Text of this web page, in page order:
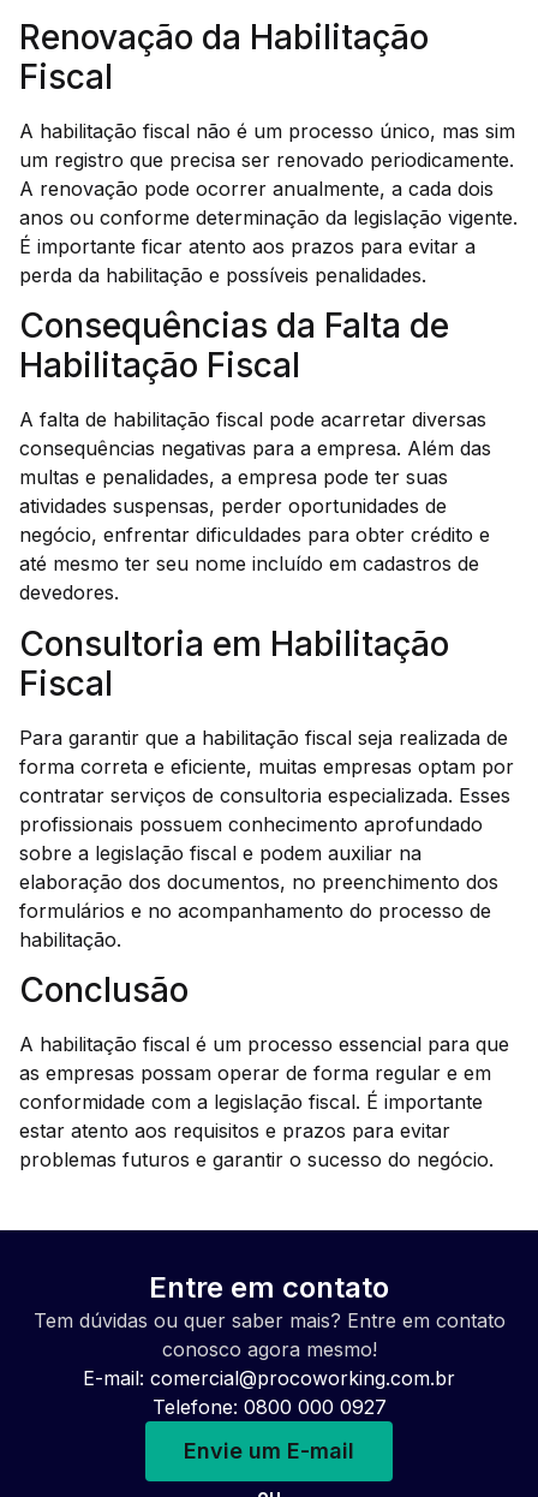
Renovação da Habilitação
Fiscal
A habilitação fiscal não é um processo único, mas sim
um registro que precisa ser renovado periodicamente.
A renovação pode ocorrer anualmente, a cada dois
anos ou conforme determinação da legislação vigente.
É importante ficar atento aos prazos para evitar a
perda da habilitação e possíveis penalidades.
Consequências da Falta de
Habilitação Fiscal
A falta de habilitação fiscal pode acarretar diversas
consequências negativas para a empresa. Além das
multas e penalidades, a empresa pode ter suas
atividades suspensas, perder oportunidades de
negócio, enfrentar dificuldades para obter crédito e
até mesmo ter seu nome incluído em cadastros de
devedores.
Consultoria em Habilitação
Fiscal
Para garantir que a habilitação fiscal seja realizada de
forma correta e eficiente, muitas empresas optam por
contratar serviços de consultoria especializada. Esses
profissionais possuem conhecimento aprofundado
sobre a legislação fiscal e podem auxiliar na
elaboração dos documentos, no preenchimento dos
formulários e no acompanhamento do processo de
habilitação.
Conclusão
A habilitação fiscal é um processo essencial para que
as empresas possam operar de forma regular e em
conformidade com a legislação fiscal. É importante
estar atento aos requisitos e prazos para evitar
problemas futuros e garantir o sucesso do negócio.
Entre em contato
Tem dúvidas ou quer saber mais? Entre em contato
conosco agora mesmo!
E-mail: comercial@procoworking.com.br
Telefone: 0800 000 0927
Envie um E-mail